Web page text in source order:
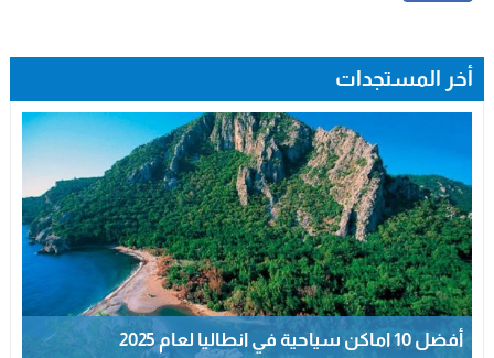
أخر المستجدات
أفضل 10معالم تاريخية في جده 2025